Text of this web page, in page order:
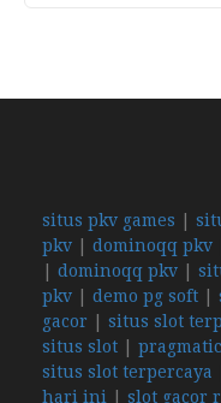
situs pkv games
pkv
dominoqq pkv
dominoqq pkv
pkv
demo pg soft
gacor
situs slot
situs slot
situs slot terpercaya
hari ini
slot gacor